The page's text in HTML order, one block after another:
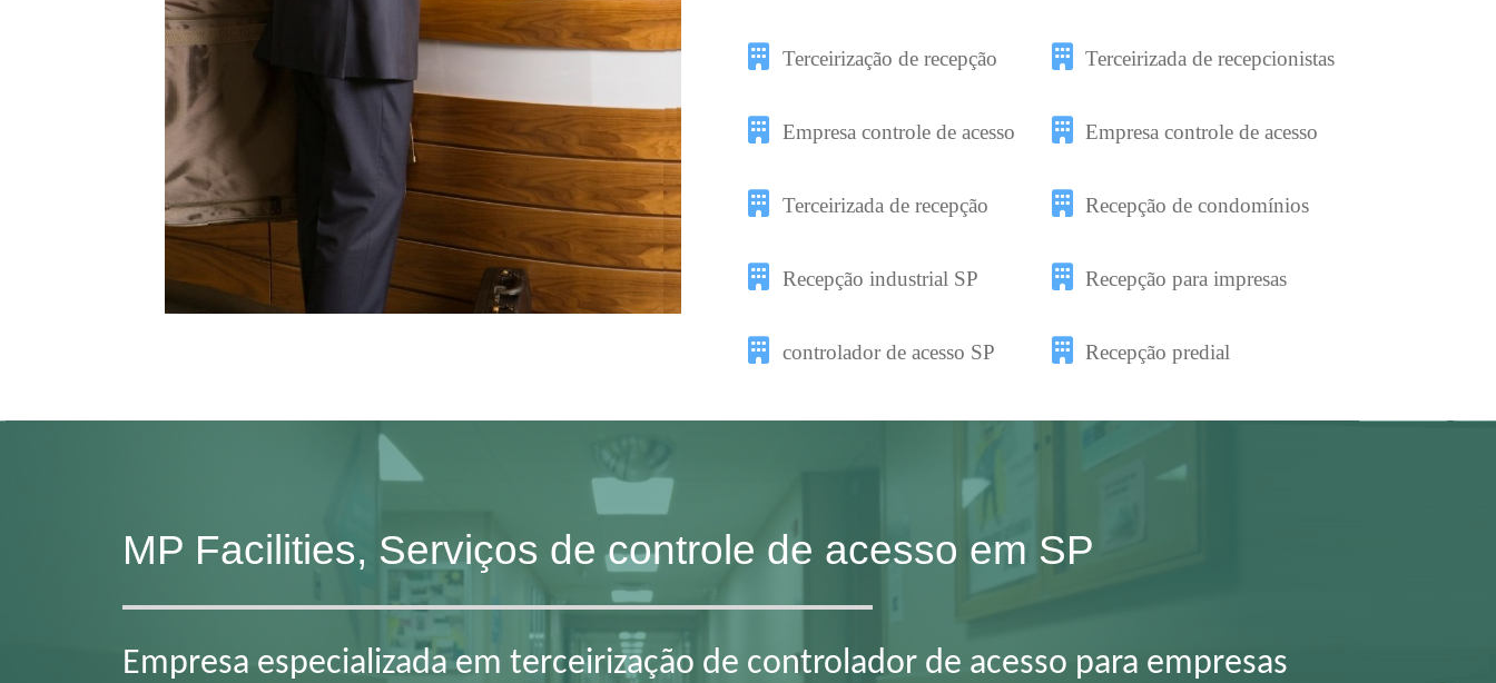
Terceirização de recepção
Empresa controle de acesso
Terceirizada de recepção
Recepção industrial SP
controlador de acesso SP
Terceirizada de recepcionistas
Empresa controle de acesso
Recepção de condomínios
Recepção para impresas
Recepção predial
MP Facilities, Serviços de controle de acesso em SP
Empresa especializada em terceirização de controlador de acesso para empresas